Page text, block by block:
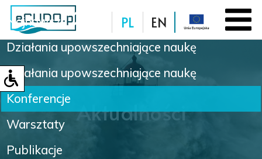
PL EN
Baza danych
Aktualności
Najnowsze
Działania upowszechniające naukę
Działania upowszechniające naukę
Konferencje
Warsztaty
Publikacje